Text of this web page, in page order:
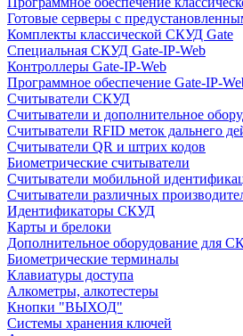
Готовые серверы с
Комплекты классической СКУД Gate
Специальная СКУД Gate-IP-Web
Контроллеры Gate-IP-Web
Программное обеспечение Gate-IP-
Считыватели СКУД
Считыватели и дополнительное
Считыватели RFID меток дальнего
Считыватели QR и штрих кодов
Биометрические считыватели
Считыватели мобильной
Считыватели различных
Идентификаторы СКУД
Карты и брелоки
Дополнительное оборудование для
Биометрические терминалы
Клавиатуры доступа
Алкометры, алкотестеры
Кнопки "ВЫХОД"
Системы хранения ключей